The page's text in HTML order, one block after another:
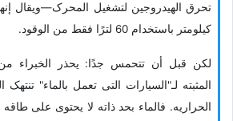
کیلومتر باستخدام 60 لترًا فقط من الوقود.
لکن قبل أن تتحمس جدًا: یحذر الخبراء
المثبته لـ"السیارات التی تعمل بالماء" تنتهک
الحراریه. فالماء بحد ذاته لا یحتوی على